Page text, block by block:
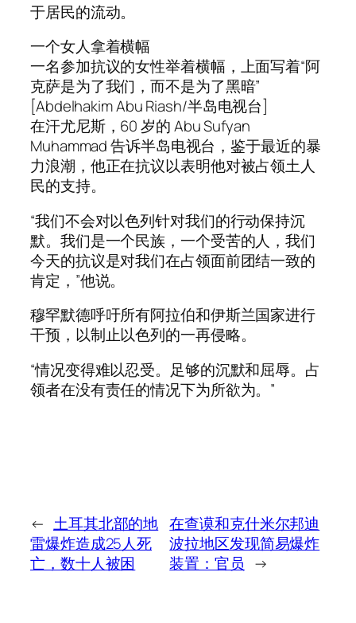
于居民的流动。
一个女人拿着横幅
一名参加抗议的女性举着横幅，上面写着“阿
克萨是为了我们，而不是为了黑暗”
[Abdelhakim Abu Riash/半岛电视台]
在汗尤尼斯，60 岁的 Abu Sufyan
Muhammad 告诉半岛电视台，鉴于最近的暴
力浪潮，他正在抗议以表明他对被占领土人
民的支持。
“我们不会对以色列针对我们的行动保持沉
默。我们是一个民族，一个受苦的人，我们
今天的抗议是对我们在占领面前团结一致的
肯定，”他说。
穆罕默德呼吁所有阿拉伯和伊斯兰国家进行
干预，以制止以色列的一再侵略。
“情况变得难以忍受。足够的沉默和屈辱。占
领者在没有责任的情况下为所欲为。”
← 土耳其北部的地
雷爆炸造成25人死
亡，数十人被困
在查谟和克什米尔邦迪
波拉地区发现简易爆炸
装置：官员 →